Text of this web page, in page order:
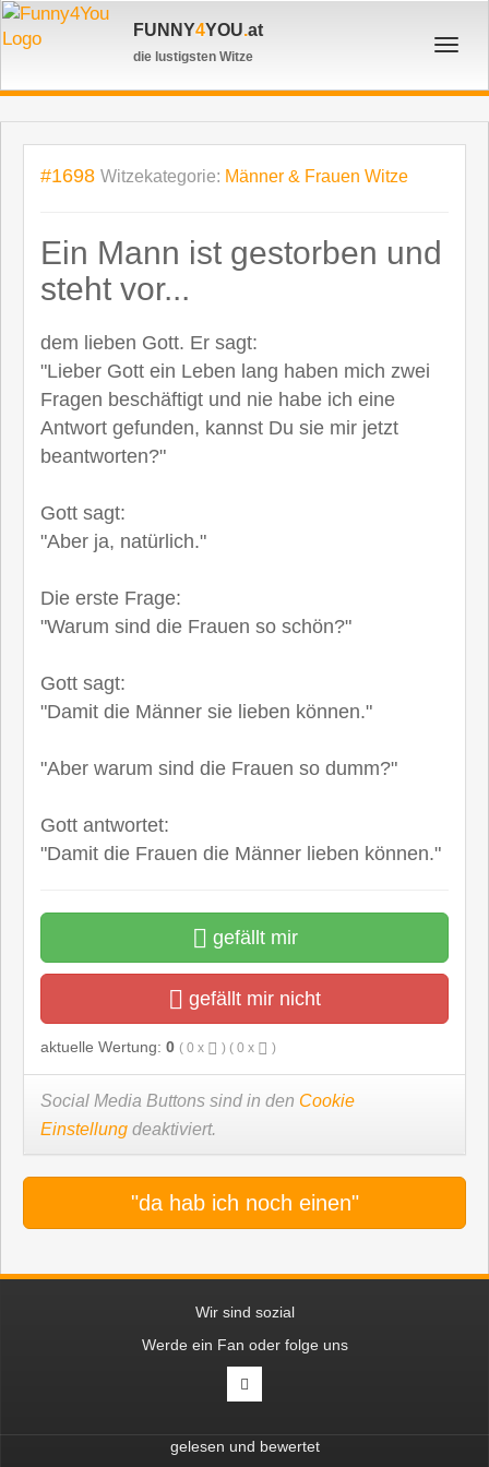
FUNNY4YOU.at
die lustigsten Witze
#1698 Witzekategorie: Männer & Frauen Witze
Ein Mann ist gestorben und
steht vor...
dem lieben Gott. Er sagt:
"Lieber Gott ein Leben lang haben mich zwei
Fragen beschäftigt und nie habe ich eine
Antwort gefunden, kannst Du sie mir jetzt
beantworten?"
Gott sagt:
"Aber ja, natürlich."
Die erste Frage:
"Warum sind die Frauen so schön?"
Gott sagt:
"Damit die Männer sie lieben können."
"Aber warum sind die Frauen so dumm?"
Gott antwortet:
"Damit die Frauen die Männer lieben können."
gefällt mir
gefällt mir nicht
aktuelle Wertung: 0 ( 0 x ) ( 0 x )
Social Media Buttons sind in den Cookie
Einstellung deaktiviert.
"da hab ich noch einen"
Wir sind sozial
Werde ein Fan oder folge uns
gelesen und bewertet